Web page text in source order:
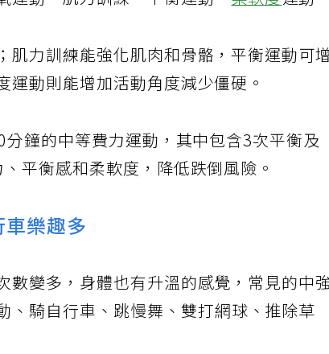
運動、肌力訓練、平衡運動、柔軟度運動
肌力訓練能強化肌肉和骨骼，平衡運動可
動則能增加活動角度減少僵硬。
鐘的中等費力運動，其中包含3次平衡及
平衡感和柔軟度，降低跌倒風險。
樂趣多
數變多，身體也有升溫的感覺，常見的中
、騎自行車、跳慢舞、雙打網球、推除草